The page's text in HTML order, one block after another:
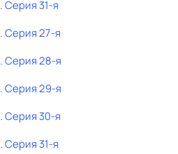
. Серия 31-я
. Серия 27-я
. Серия 28-я
. Серия 29-я
. Серия 30-я
. Серия 31-я